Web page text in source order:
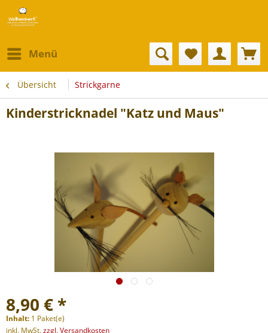
Menü
Übersicht Strickgarne
Kinderstricknadel "Katz und Maus"
8,90 € *
Inhalt: 1 Paket(e)
inkl. MwSt.zzgl. Versandkosten